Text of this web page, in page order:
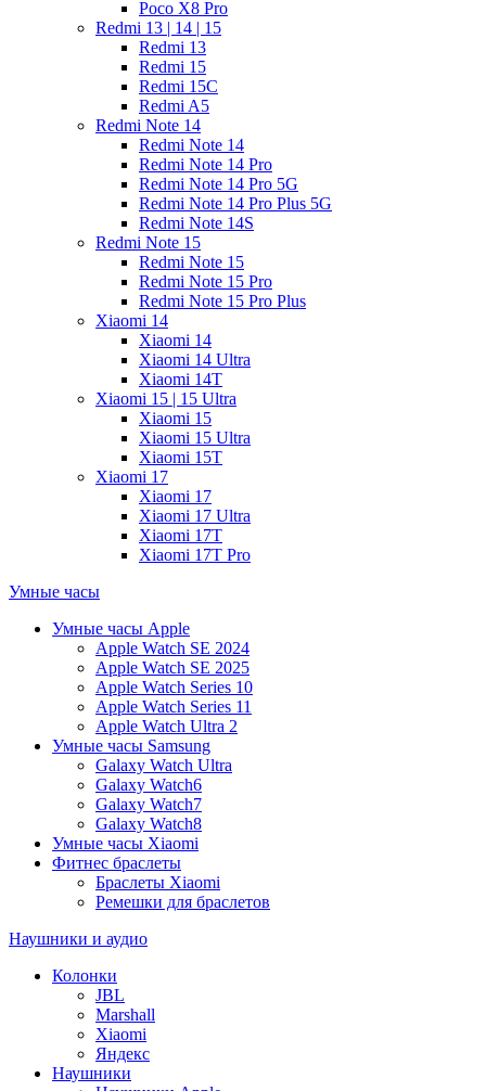
Poco X8 Pro
Redmi 13 | 14 | 15
Redmi 13
Redmi 15
Redmi 15C
Redmi A5
Redmi Note 14
Redmi Note 14
Redmi Note 14 Pro
Redmi Note 14 Pro 5G
Redmi Note 14 Pro Plus 5G
Redmi Note 14S
Redmi Note 15
Redmi Note 15
Redmi Note 15 Pro
Redmi Note 15 Pro Plus
Xiaomi 14
Xiaomi 14
Xiaomi 14 Ultra
Xiaomi 14T
Xiaomi 15 | 15 Ultra
Xiaomi 15
Xiaomi 15 Ultra
Xiaomi 15T
Xiaomi 17
Xiaomi 17
Xiaomi 17 Ultra
Xiaomi 17T
Xiaomi 17T Pro
Умные часы
Умные часы Apple
Apple Watch SE 2024
Apple Watch SE 2025
Apple Watch Series 10
Apple Watch Series 11
Apple Watch Ultra 2
Умные часы Samsung
Galaxy Watch Ultra
Galaxy Watch6
Galaxy Watch7
Galaxy Watch8
Умные часы Xiaomi
Фитнес браслеты
Браслеты Xiaomi
Ремешки для браслетов
Наушники и аудио
Колонки
JBL
Marshall
Xiaomi
Яндекс
Наушники